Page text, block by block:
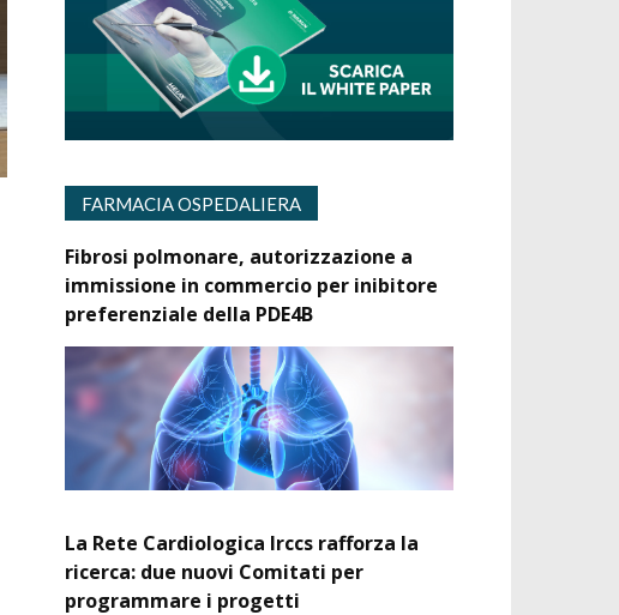
FARMACIA OSPEDALIERA
Fibrosi polmonare, autorizzazione a
immissione in commercio per inibitore
preferenziale della PDE4B
La Rete Cardiologica Irccs rafforza la
ricerca: due nuovi Comitati per
programmare i progetti